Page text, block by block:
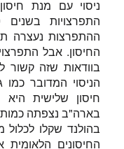
ניסוי עם מנת
ההתפרצות נעצרה
החיסון. אבל
בוודאות שזה קשור
הניסוי המדובר
חיסון שלישית
בארה"ב נצפתה כמות
החיסונים הלאומית